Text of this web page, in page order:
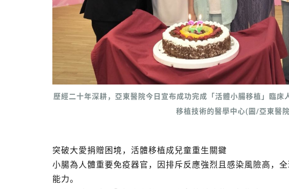
歷經二十年深耕，亞東醫院今日宣布成功完成「活體小腸移植」臨
移植技術的醫學中心(圖/亞東醫
突破大愛捐贈困境，活體移植成兒童重生關鍵
小腸為人體重要免疫器官，因排斥反應強烈且感染風險高，
能力。